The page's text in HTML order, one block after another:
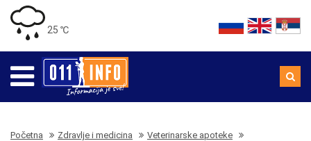
25 ℃
Početna Zdravlje i medicina Veterinarske apoteke